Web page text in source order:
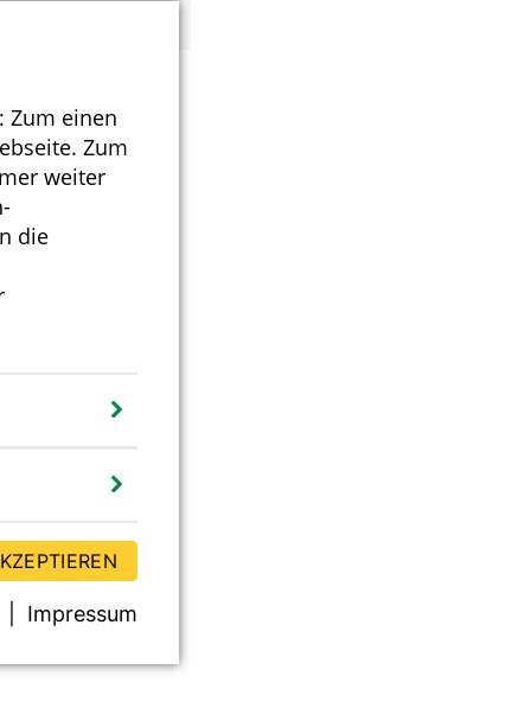
Zum einen
Zum
weiter
die
Impressum